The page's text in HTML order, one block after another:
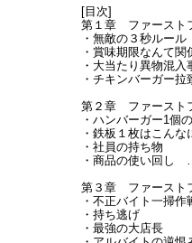
[目次]
第１章 ファースト
・無敵の３秒ルール
・賞味期限なんて関
・大当たり異物混入
・チキンバーガー
第２章 ファースト
・ハンバーガー1個
・鉄板１枚はこんな
・社員の持ち物
・商品の使い回し
第３章 ファースト
・不正バイト一掃作
・持ち逃げ
・最強の大店長